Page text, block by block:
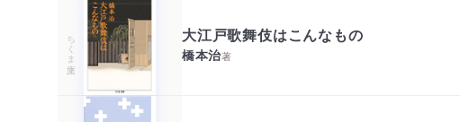
ちくま文庫 大江戸歌舞伎はこんなもの
橋本治著